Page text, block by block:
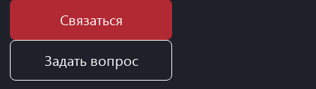
Связаться
Задать вопрос